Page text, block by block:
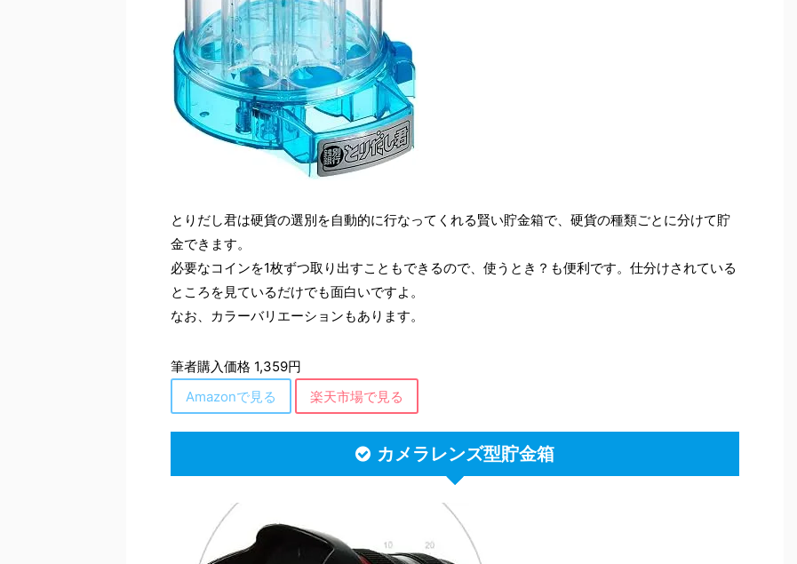
とりだし君は硬貨の選別を自動的に行なってくれる賢い貯金箱で、硬貨の種類ごとに分けて貯
金できます。
必要なコインを1枚ずつ取り出すこともできるので、使うとき？も便利です。仕分けされている
ところを見ているだけでも面白いですよ。
なお、カラーバリエーションもあります。
筆者購入価格 1,359円
Amazonで見る
楽天市場で見る
カメラレンズ型貯金箱